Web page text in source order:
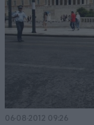
06·08·2012 09:26